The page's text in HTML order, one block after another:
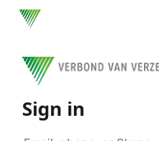
Sign in